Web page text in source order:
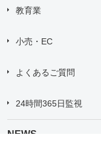
教育業
小売・EC
よくあるご質問
24時間365日監視
NEWS